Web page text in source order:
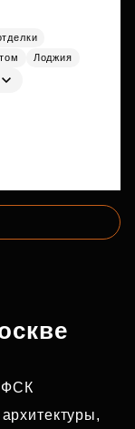
Лоджия
ФСК